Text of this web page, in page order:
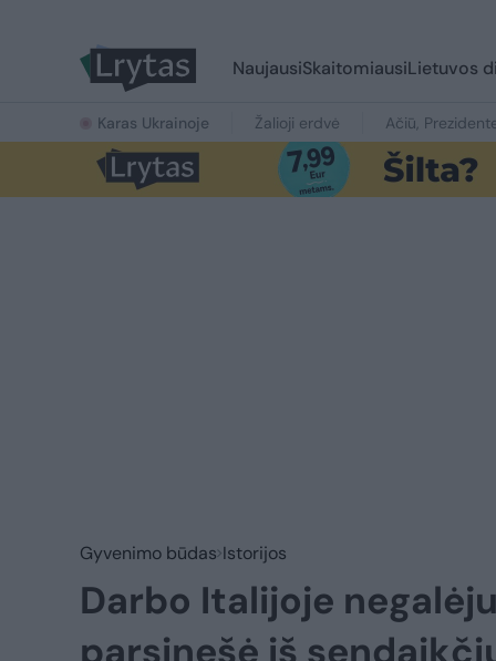
NaujausiSkaitomiausiLietuvos
Karas Ukrainoje Žalioji erdvė Ačiū,
Gyvenimo būdas Istorijos
Darbo Italijoje